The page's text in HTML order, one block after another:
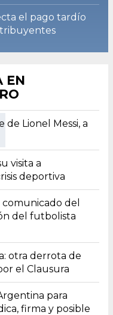
el pago tardío
EN
de Lionel Messi, a
visita a
deportiva
del
del futbolista
otra derrota de
el Clausura
para
firma y posible